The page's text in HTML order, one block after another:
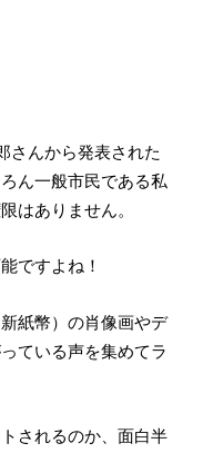
さんから発表された
ん一般市民である私
はありません。
ですよね！
紙幣）の肖像画やデ
ている声を集めてラ
されるのか、面白半